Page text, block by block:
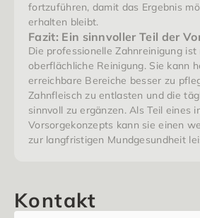
fortzuführen, damit das Ergebnis
erhalten bleibt.
Fazit: Ein sinnvoller Teil der
Die professionelle Zahnreinigung
oberflächliche Reinigung. Sie kann
erreichbare Bereiche besser zu
Zahnfleisch zu entlasten und die
sinnvoll zu ergänzen. Als Teil eines
Vorsorgekonzepts kann sie einen
zur langfristigen Mundgesundheit
Kontakt